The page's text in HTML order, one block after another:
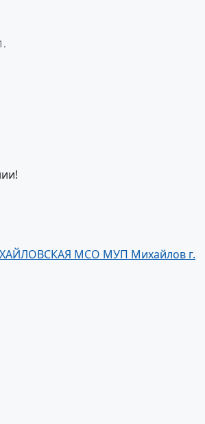
МСО МУП Михайлов г.